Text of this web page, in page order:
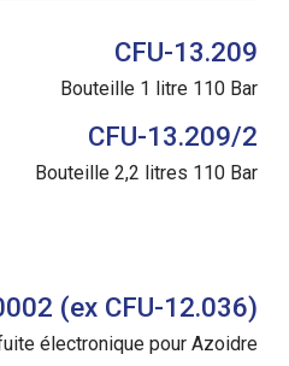
CFU-13.209
Bouteille 1 litre 110 Bar
CFU-13.209/2
Bouteille 2,2 litres 110 Bar
(ex CFU-12.036)
électronique pour Azoidre